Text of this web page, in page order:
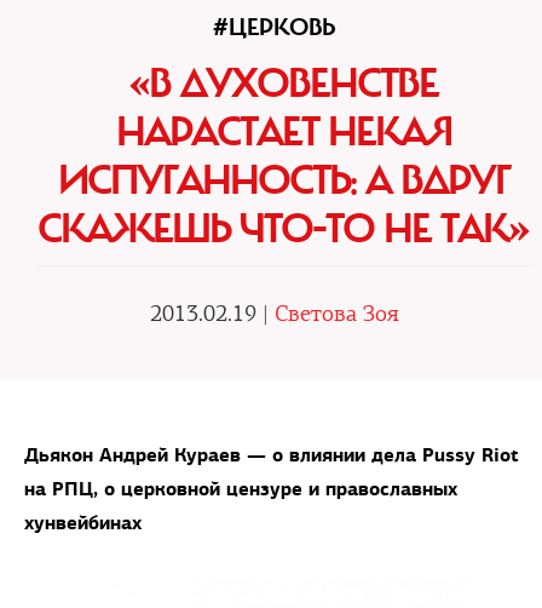
#ЦЕРКОВЬ
«В ДУХОВЕНСТВЕ
НАРАСТАЕТ НЕКАЯ
ИСПУГАННОСТЬ: А ВДРУГ
СКАЖЕШЬ ЧТО-ТО НЕ ТАК»
2013.02.19 | Светова Зоя
Дьякон Андрей Кураев — о влиянии дела Pussy Riot
на РПЦ, о церковной цензуре и православных
хунвейбинах